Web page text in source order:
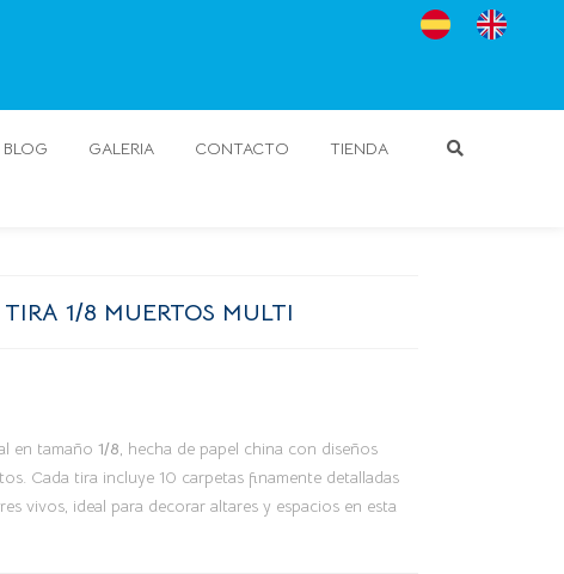
BLOG GALERIA CONTACTO TIENDA
1/8 MUERTOS MULTI
en tamaño 1/8, hecha de papel china con diseños
Cada tira incluye 10 carpetas finamente detalladas
vivos, ideal para decorar altares y espacios en esta